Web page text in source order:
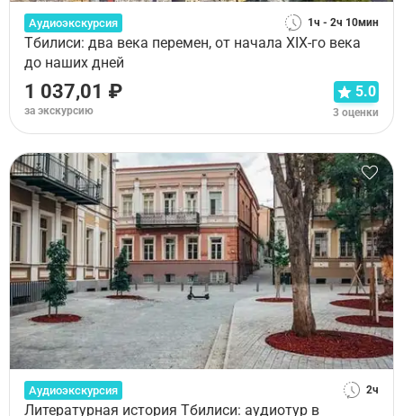
Аудиоэкскурсия 1ч - 2ч 10мин
Тбилиси: два века перемен, от начала XIX-го века
до наших дней
1 037,01 ₽
за экскурсию
5.0
3 оценки
Аудиоэкскурсия 2ч
Литературная история Тбилиси: аудиотур в